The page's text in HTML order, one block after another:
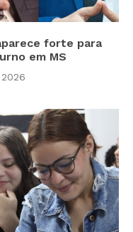
forte para
em MS